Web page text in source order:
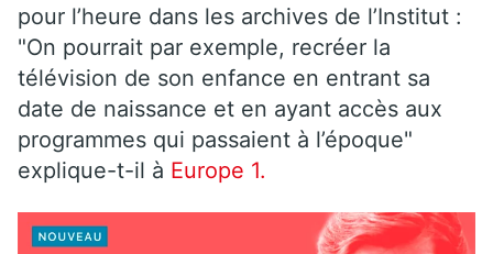
pour l’heure dans les archives de l’Institut :
"On pourrait par exemple, recréer la
télévision de son enfance en entrant sa
date de naissance et en ayant accès aux
programmes qui passaient à l’époque"
explique-t-il à Europe 1.